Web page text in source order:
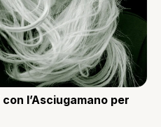
l’Asciugamano per